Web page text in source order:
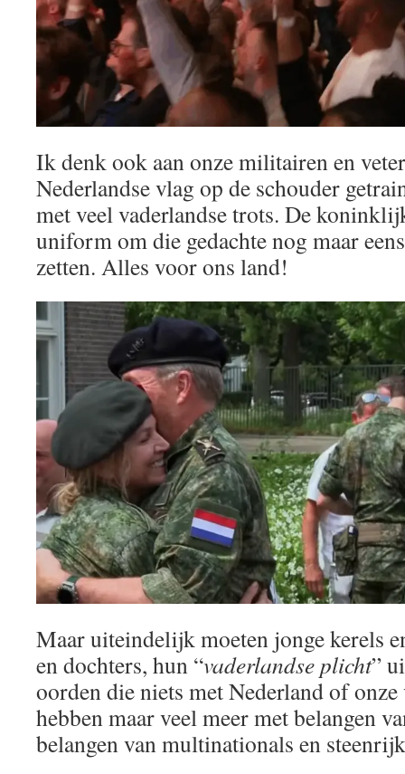
Ik denk ook aan onze militairen en
Nederlandse vlag op de schouder
met veel vaderlandse trots. De
uniform om die gedachte nog maar
zetten. Alles voor ons land!
Maar uiteindelijk moeten jonge kerels
en dochters, hun “vaderlandse plicht”
oorden die niets met Nederland of
hebben maar veel meer met belangen
belangen van multinationals en